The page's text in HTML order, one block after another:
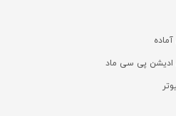
پی سی ماد